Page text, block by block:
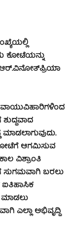
ಕೋಟೆಯನ್ನು
ಆರ್.ವಿನೋತ್‍ಪ್ರಿಯಾ
ಆಗಮಿಸುವ
ವಿಶ್ರಾಂತಿ
ಸುಗಮವಾಗಿ ಬರಲು
ಐತಿಹಾಸಿಕ
ಮಾಡಲು
ಎಲ್ಲಾ ಅಭಿವೃದ್ದಿ